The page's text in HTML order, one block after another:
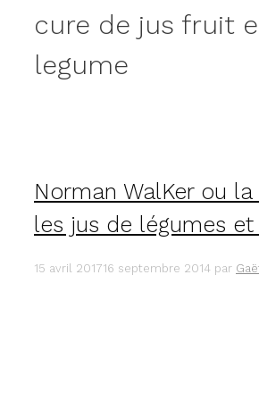
cure de jus fruit
legume
Norman WalKer ou
les jus de légumes
15 avril 201716 septembre 2014 par